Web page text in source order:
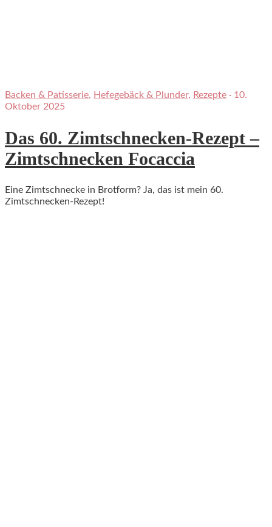
Backen & Patisserie, Hefegebäck & Plunder, Rezepte · 10.
Oktober 2025
Das 60. Zimtschnecken-Rezept –
Zimtschnecken Focaccia
Eine Zimtschnecke in Brotform? Ja, das ist mein 60.
Zimtschnecken-Rezept!